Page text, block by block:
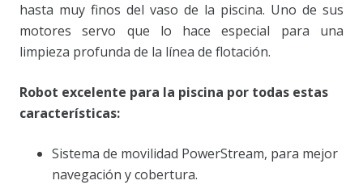
hasta muy finos del vaso de la piscina. Uno de sus
motores servo que lo hace especial para una
limpieza profunda de la línea de flotación.
Robot excelente para la piscina por todas estas
características:
Sistema de movilidad PowerStream, para mejor
navegación y cobertura.